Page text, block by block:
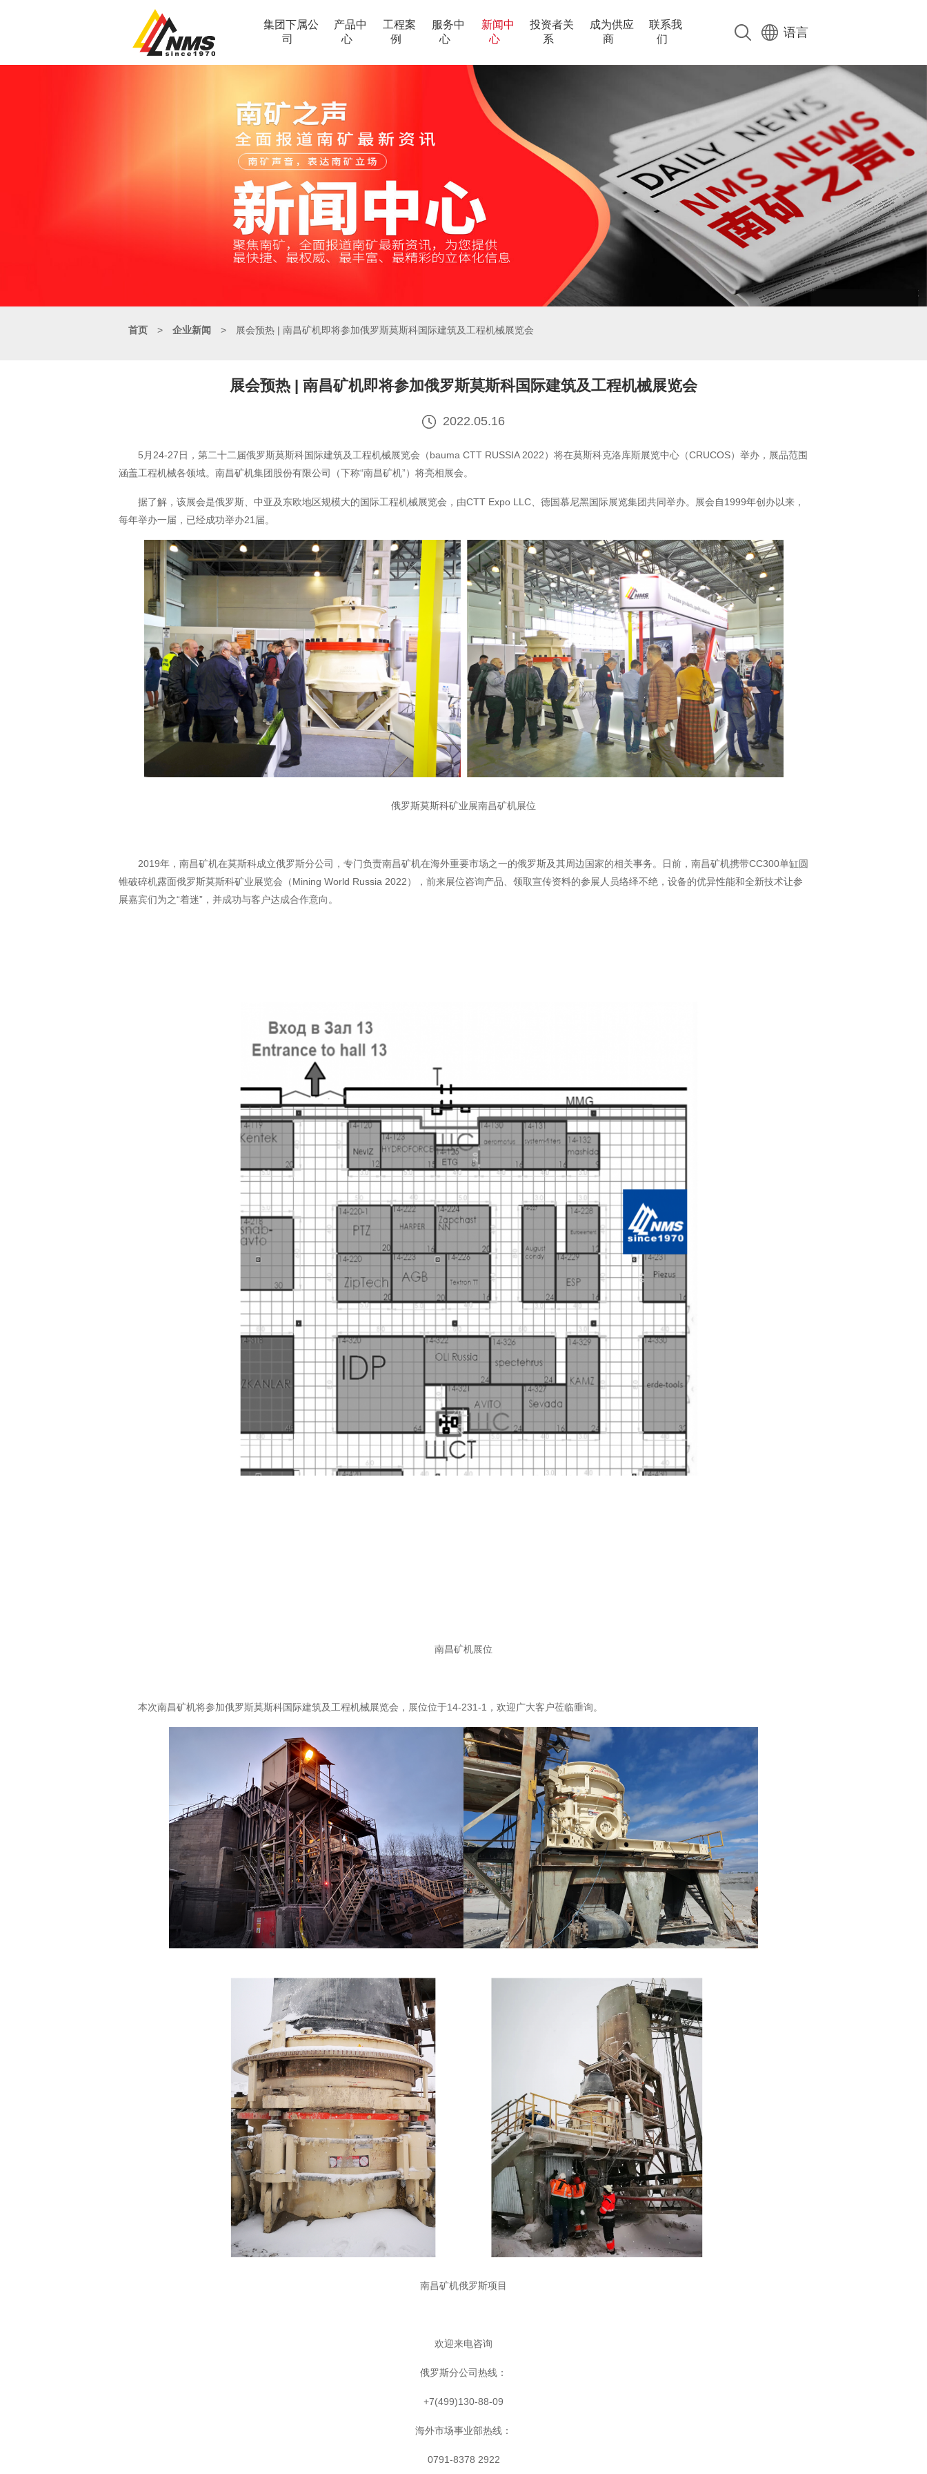
集团下属公
司
产品中
心
工程案
例
服务中
心
新闻中
心
投资者关
系
成为供应
商
联系我
们
语言
首页 > 企业新闻 > 展会预热 | 南昌矿机即将参加俄罗斯莫斯科国际建筑及工程机械展览会
展会预热 | 南昌矿机即将参加俄罗斯莫斯科国际建筑及工程机械展览会
2022.05.16
5月24-27日，第二十二届俄罗斯莫斯科国际建筑及工程机械展览会（bauma CTT RUSSIA 2022）将在莫斯科克洛库斯展览中心（CRUCOS）举办，展品范围
涵盖工程机械各领域。南昌矿机集团股份有限公司（下称“南昌矿机”）将亮相展会。
据了解，该展会是俄罗斯、中亚及东欧地区规模大的国际工程机械展览会，由CTT Expo LLC、德国慕尼黑国际展览集团共同举办。展会自1999年创办以来，
每年举办一届，已经成功举办21届。
俄罗斯莫斯科矿业展南昌矿机展位
2019年，南昌矿机在莫斯科成立俄罗斯分公司，专门负责南昌矿机在海外重要市场之一的俄罗斯及其周边国家的相关事务。日前，南昌矿机携带CC300单缸圆
锥破碎机露面俄罗斯莫斯科矿业展览会（Mining World Russia 2022），前来展位咨询产品、领取宣传资料的参展人员络绎不绝，设备的优异性能和全新技术让参
展嘉宾们为之“着迷”，并成功与客户达成合作意向。
南昌矿机展位
本次南昌矿机将参加俄罗斯莫斯科国际建筑及工程机械展览会，展位位于14-231-1，欢迎广大客户莅临垂询。
南昌矿机俄罗斯项目
欢迎来电咨询
俄罗斯分公司热线：
+7(499)130-88-09
海外市场事业部热线：
0791-8378 2922